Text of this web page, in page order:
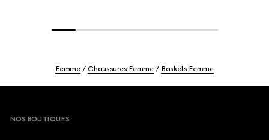
Femme Chaussures Femme Baskets Femme
NOS BOUTIQUES